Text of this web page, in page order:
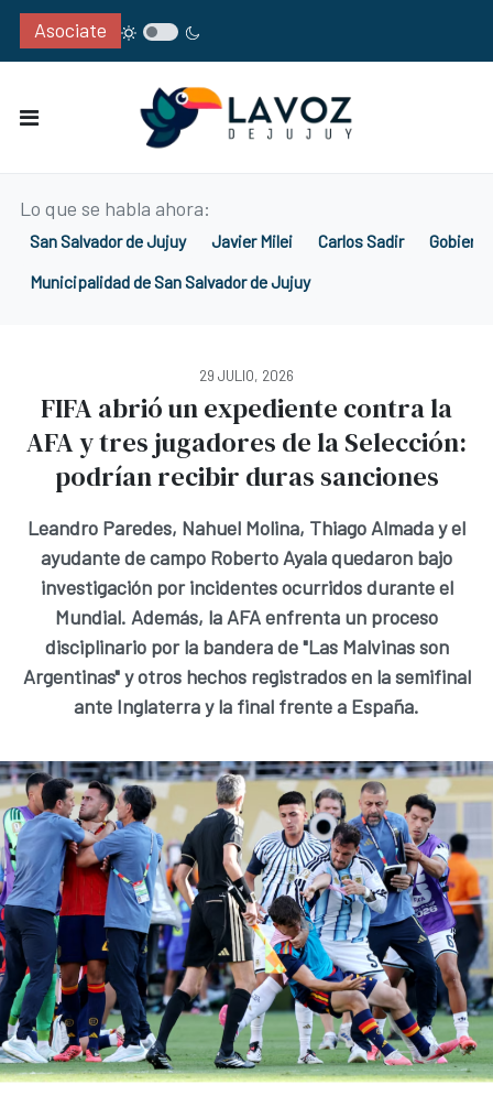
Asociate
Lo que se habla ahora:
San Salvador de Jujuy Javier Milei Carlos Sadir
Municipalidad de San Salvador de Jujuy
29 JULIO, 2026
FIFA abrió un expediente contra la
AFA y tres jugadores de la Selección:
podrían recibir duras sanciones
Leandro Paredes, Nahuel Molina, Thiago Almada y el
ayudante de campo Roberto Ayala quedaron bajo
investigación por incidentes ocurridos durante el
Mundial. Además, la AFA enfrenta un proceso
disciplinario por la bandera de "Las Malvinas son
Argentinas" y otros hechos registrados en la semifinal
ante Inglaterra y la final frente a España.